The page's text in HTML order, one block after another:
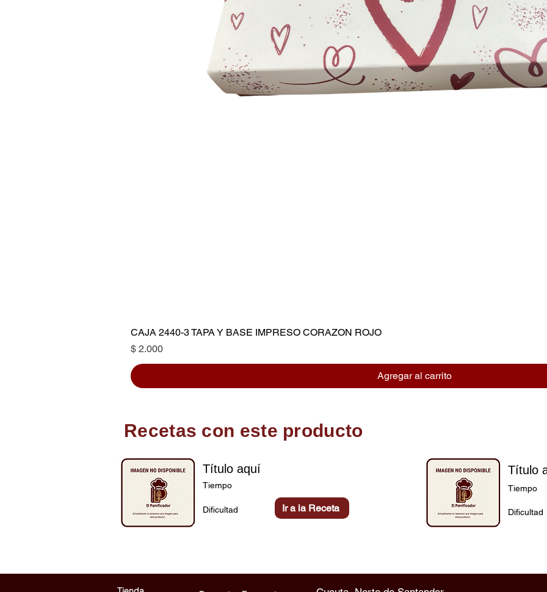
CAJA 2440-3 TAPA Y BASE IMPRESO CORAZON ROJO
Precio
$ 2.000
Agregar al carrito
Recetas con este producto
Título aquí
Tiempo
Ir a la Receta
Dificultad
Título
Tiempo
Dificultad